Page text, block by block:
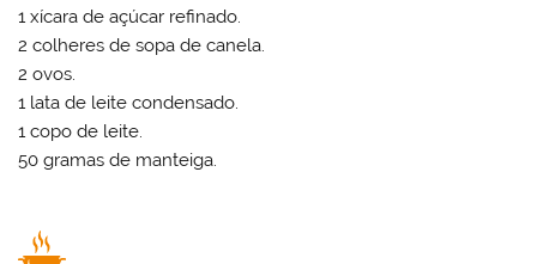
1 xícara de açúcar refinado.
2 colheres de sopa de canela.
2 ovos.
1 lata de leite condensado.
1 copo de leite.
50 gramas de manteiga.